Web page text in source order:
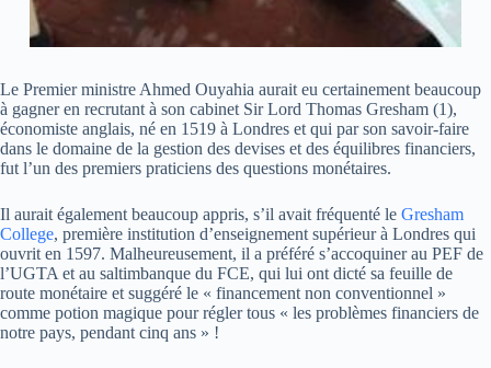
Le Premier ministre Ahmed Ouyahia aurait eu certainement beaucoup
à gagner en recrutant à son cabinet Sir Lord Thomas Gresham (1),
économiste anglais, né en 1519 à Londres et qui par son savoir-faire
dans le domaine de la gestion des devises et des équilibres financiers,
fut l’un des premiers praticiens des questions monétaires.
Il aurait également beaucoup appris, s’il avait fréquenté le Gresham
College, première institution d’enseignement supérieur à Londres qui
ouvrit en 1597. Malheureusement, il a préféré s’accoquiner au PEF de
l’UGTA et au saltimbanque du FCE, qui lui ont dicté sa feuille de
route monétaire et suggéré le « financement non conventionnel »
comme potion magique pour régler tous « les problèmes financiers de
notre pays, pendant cinq ans » !